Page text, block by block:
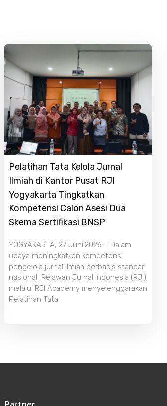
Pelatihan Tata Kelola Jurnal
Ilmiah di Kantor Pusat RJI
Yogyakarta Tingkatkan
Kompetensi Calon Asesi Dua
Skema Sertifikasi BNSP
YOGYAKARTA, 27 Juni 2026 – Dalam
upaya meningkatkan kompetensi
pengelola jurnal ilmiah berbasis standar
nasional, Relawan Jurnal Indonesia (RJI)
melalui RJI Academy menyelenggarakan
Pelatihan Tata